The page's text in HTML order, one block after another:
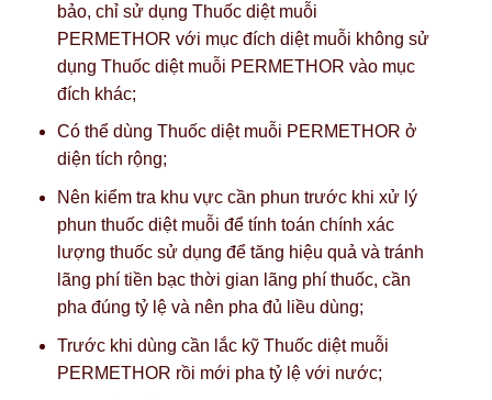
bảo, chỉ sử dụng Thuốc diệt muỗi
PERMETHOR với mục đích diệt muỗi không sử
dụng Thuốc diệt muỗi PERMETHOR vào mục
đích khác;
Có thể dùng Thuốc diệt muỗi PERMETHOR ở
diện tích rộng;
Nên kiểm tra khu vực cần phun trước khi xử lý
phun thuốc diệt muỗi để tính toán chính xác
lượng thuốc sử dụng để tăng hiệu quả và tránh
lãng phí tiền bạc thời gian lãng phí thuốc, cần
pha đúng tỷ lệ và nên pha đủ liều dùng;
Trước khi dùng cần lắc kỹ Thuốc diệt muỗi
PERMETHOR rồi mới pha tỷ lệ với nước;